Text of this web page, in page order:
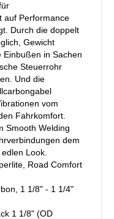
auf Performance
Durch die doppelt
Gewicht
in Sachen
Steuerrohr
Und die
vom
Fahrkomfort.
Smooth Welding
dem
Look.
Road Comfort
1 1/8" - 1 1/4"
1 1/8" (OD